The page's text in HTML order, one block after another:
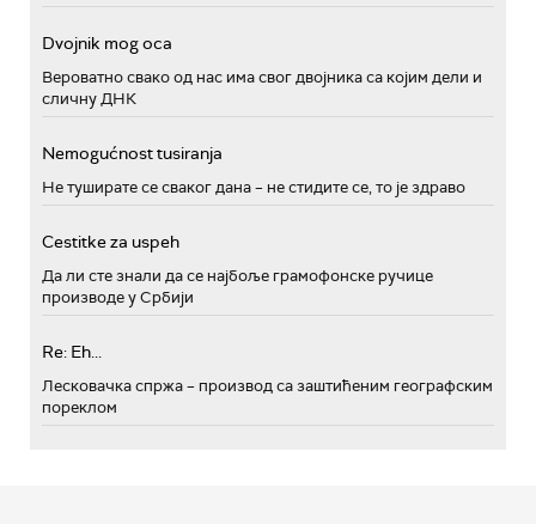
Dvojnik mog oca
Вероватно свако од нас има свог двојника са којим дели и
сличну ДНК
Nemogućnost tusiranja
Не туширате се сваког дана – не стидите се, то је здраво
Cestitke za uspeh
Да ли сте знали да се најбоље грамофонске ручице
производе у Србији
Re: Eh...
Лесковачка спржа – производ са заштићеним географским
пореклом